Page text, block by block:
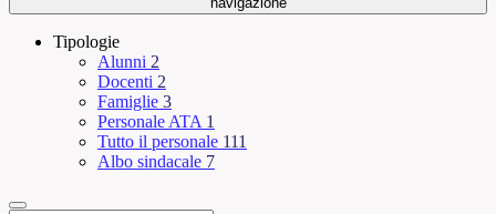
Tipologie
Alunni 2
Docenti 2
Famiglie 3
Personale ATA 1
Tutto il personale 111
Albo sindacale 7